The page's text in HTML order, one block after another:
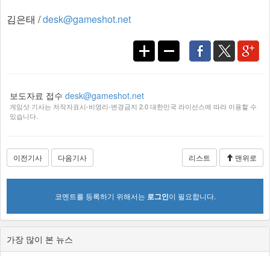
김은태 /desk@gameshot.net
보도자료 접수 desk@gameshot.net
게임샷 기사는 저작자표시-비영리-변경금지 2.0 대한민국 라이선스에 따라 이용할 수
있습니다.
이전기사 다음기사 리스트 맨위로
코멘트를 등록하기 위해서는 로그인이 필요합니다.
가장 많이 본 뉴스